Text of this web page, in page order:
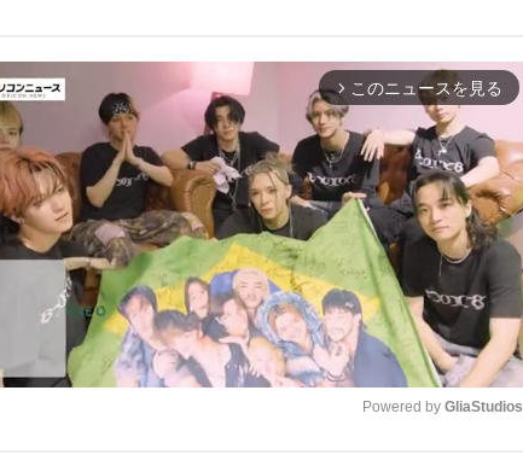
arrow_forward_ios このニュースを見る
Powered by GliaStudios